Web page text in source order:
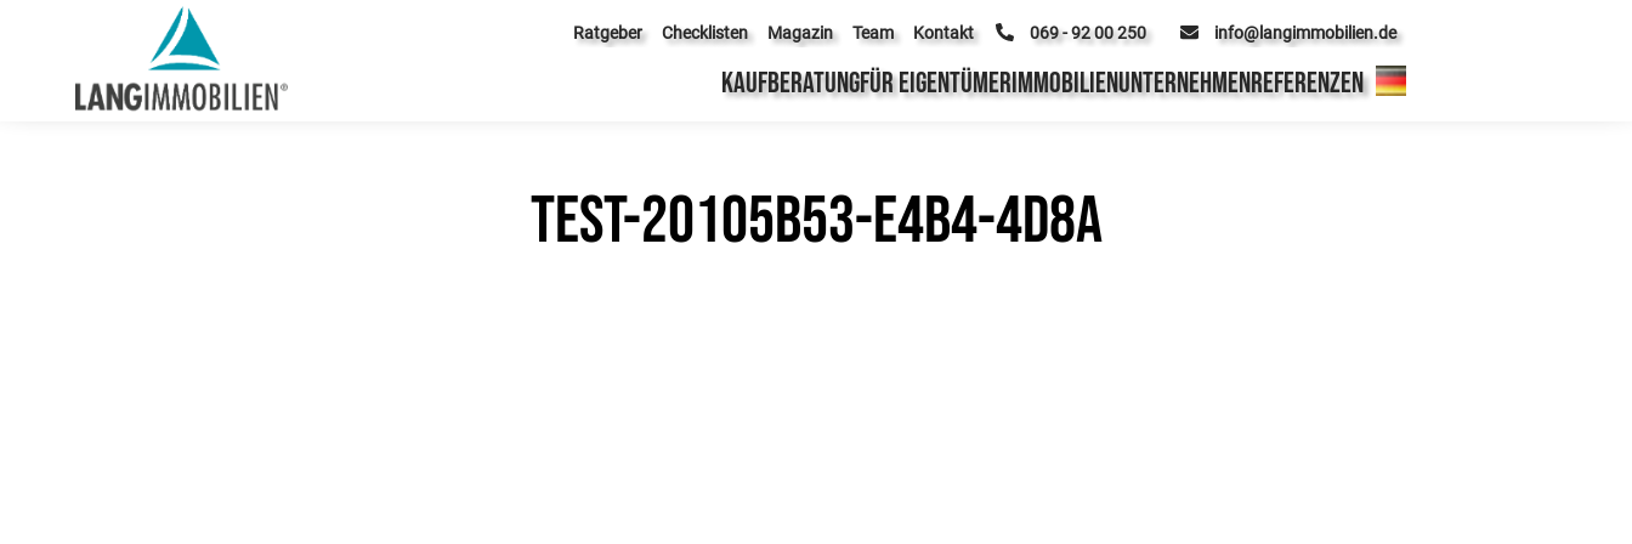
Ratgeber Checklisten Magazin Team Kontakt 069 - 92 00 250 info@langimmobilien.de
KAUFBERATUNGFÜR EIGENTÜMERIMMOBILIENUNTERNEHMENREFERENZEN
test-20105b53-e4b4-4d8a